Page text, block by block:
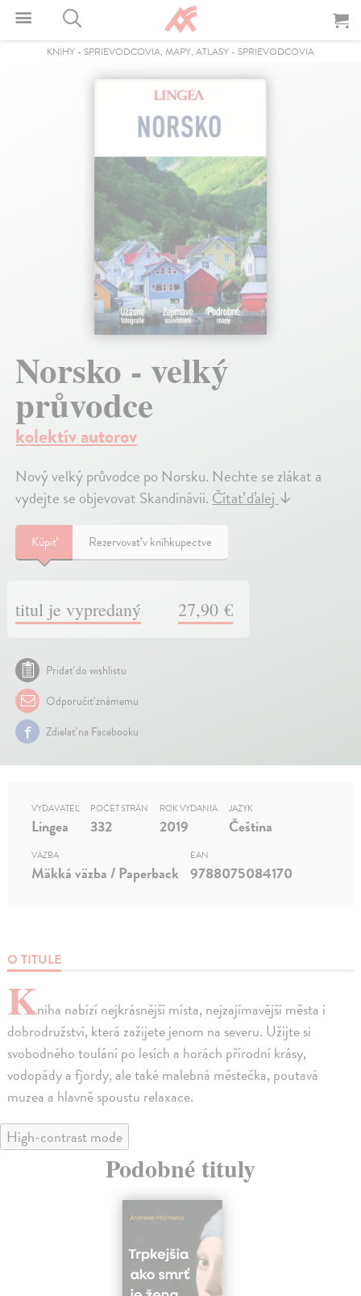
KNIHY - SPRIEVODCOVIA, MAPY, ATLASY - SPRIEVODCOVIA
Norsko - velký
průvodce
kolektív autorov
Nový velký průvodce po Norsku. Nechte se zlákat a
vydejte se objevovat Skandinávii. Čítať ďalej ↓
Kúpiť Rezervovať v kníhkupectve
titul je vypredaný 27,90 €
Pridať do wishlistu
Odporučiť známemu
Zdielať na Facebooku
O TITULE
Kniha nabízí nejkrásnější místa, nejzajímavější města i
dobrodružství, která zažijete jenom na severu. Užijte si
svobodného toulání po lesích a horách přírodní krásy,
vodopády a fjordy, ale také malebná městečka, poutavá
muzea a hlavně spoustu relaxace.
VYDAVATEĽ
Lingea
POČET STRÁN
332
ROK VYDANIA
2019
JAZYK
Čeština
VÄZBA
Mäkká väzba / Paperback
EAN
9788075084170
High-contrast mode
Podobné tituly